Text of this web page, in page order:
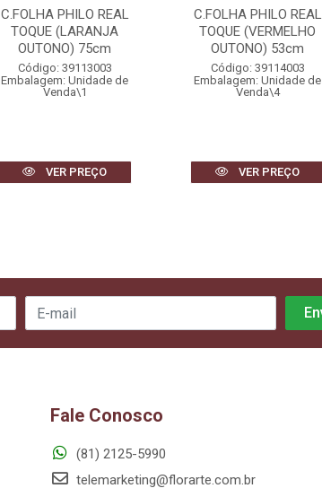
C.FOLHA PHILO REAL
TOQUE (LARANJA
OUTONO) 75cm
Código: 39113003
Embalagem: Unidade de
Venda\1
VER PREÇO
C.FOLHA PHILO REAL
TOQUE (VERMELHO
OUTONO) 53cm
Código: 39114003
Embalagem: Unidade de
Venda\4
VER PREÇO
Fale Conosco
(81) 2125-5990
telemarketing@florarte.com.br